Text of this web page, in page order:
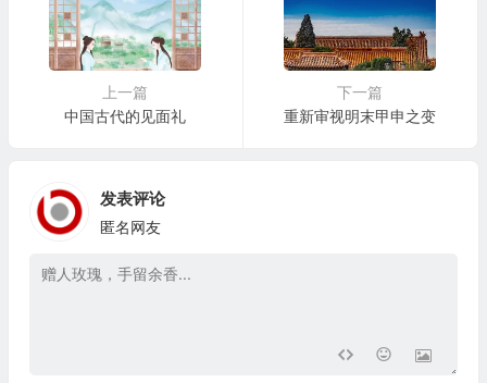
上一篇
中国古代的见面礼
下一篇
重新审视明末甲申之变
发表评论
匿名网友